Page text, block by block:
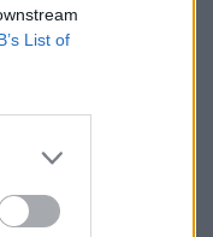
List of